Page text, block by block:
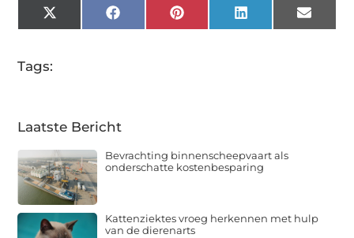
X
(Twitter)
FacebookPinterestLinkedInEmail
Tags:
Laatste Bericht
Bevrachting binnenscheepvaart als
onderschatte kostenbesparing
Kattenziektes vroeg herkennen met hulp
van de dierenarts